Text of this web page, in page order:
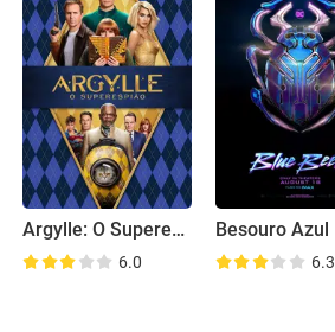
Argylle: O Superespião
6.0
Besouro Azul
6.3